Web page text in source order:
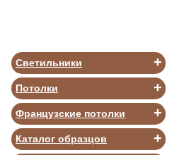
Светильники +
Потолки +
Французские потолки +
Каталог образцов +